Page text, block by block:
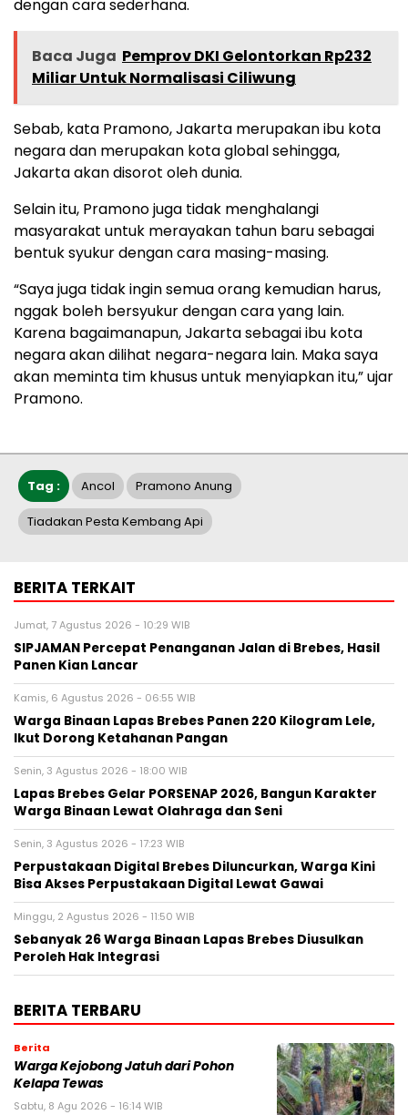
dengan cara sederhana.
Baca Juga Pemprov DKI Gelontorkan Rp232
Miliar Untuk Normalisasi Ciliwung
Sebab, kata Pramono, Jakarta merupakan ibu kota
negara dan merupakan kota global sehingga,
Jakarta akan disorot oleh dunia.
Selain itu, Pramono juga tidak menghalangi
masyarakat untuk merayakan tahun baru sebagai
bentuk syukur dengan cara masing-masing.
“Saya juga tidak ingin semua orang kemudian harus,
nggak boleh bersyukur dengan cara yang lain.
Karena bagaimanapun, Jakarta sebagai ibu kota
negara akan dilihat negara-negara lain. Maka saya
akan meminta tim khusus untuk menyiapkan itu,” ujar
Pramono.
Tag : Ancol Pramono Anung
Tiadakan Pesta Kembang Api
BERITA TERKAIT
Jumat, 7 Agustus 2026 - 10:29 WIB
SIPJAMAN Percepat Penanganan Jalan di Brebes, Hasil
Panen Kian Lancar
Kamis, 6 Agustus 2026 - 06:55 WIB
Warga Binaan Lapas Brebes Panen 220 Kilogram Lele,
Ikut Dorong Ketahanan Pangan
Senin, 3 Agustus 2026 - 18:00 WIB
Lapas Brebes Gelar PORSENAP 2026, Bangun Karakter
Warga Binaan Lewat Olahraga dan Seni
Senin, 3 Agustus 2026 - 17:23 WIB
Perpustakaan Digital Brebes Diluncurkan, Warga Kini
Bisa Akses Perpustakaan Digital Lewat Gawai
Minggu, 2 Agustus 2026 - 11:50 WIB
Sebanyak 26 Warga Binaan Lapas Brebes Diusulkan
Peroleh Hak Integrasi
BERITA TERBARU
Berita
Warga Kejobong Jatuh dari Pohon
Kelapa Tewas
Sabtu, 8 Agu 2026 - 16:14 WIB